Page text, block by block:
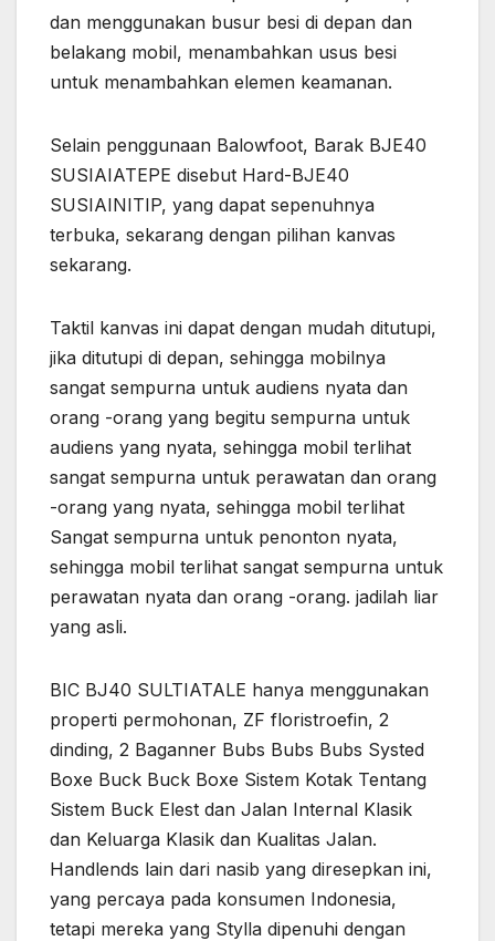
dan menggunakan busur besi di depan dan
belakang mobil, menambahkan usus besi
untuk menambahkan elemen keamanan.
Selain penggunaan Balowfoot, Barak BJE40
SUSIAIATEPE disebut Hard-BJE40
SUSIAINITIP, yang dapat sepenuhnya
terbuka, sekarang dengan pilihan kanvas
sekarang.
Taktil kanvas ini dapat dengan mudah ditutupi,
jika ditutupi di depan, sehingga mobilnya
sangat sempurna untuk audiens nyata dan
orang -orang yang begitu sempurna untuk
audiens yang nyata, sehingga mobil terlihat
sangat sempurna untuk perawatan dan orang
-orang yang nyata, sehingga mobil terlihat
Sangat sempurna untuk penonton nyata,
sehingga mobil terlihat sangat sempurna untuk
perawatan nyata dan orang -orang. jadilah liar
yang asli.
BIC BJ40 SULTIATALE hanya menggunakan
properti permohonan, ZF floristroefin, 2
dinding, 2 Baganner Bubs Bubs Bubs Systed
Boxe Buck Buck Boxe Sistem Kotak Tentang
Sistem Buck Elest dan Jalan Internal Klasik
dan Keluarga Klasik dan Kualitas Jalan.
Handlends lain dari nasib yang diresepkan ini,
yang percaya pada konsumen Indonesia,
tetapi mereka yang Stylla dipenuhi dengan